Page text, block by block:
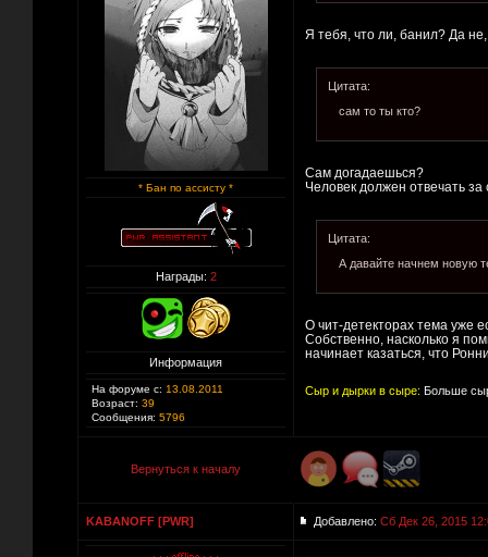
* Бан по ассисту *
Награды: 2
Информация
На форуме с: 13.08.2011
Возраст: 39
Сообщения: 5796
Я тебя, что ли, банил? Да
Цитата:
сам то ты кто?
Сам догадаешься?
Человек должен отвечать
Цитата:
А давайте начнем новую
О чит-детекторах тема уже
Собственно, насколько я
начинает казаться, что
Сыр и дырки в сыре: Больше
Вернуться к началу
KABANOFF [PWR] Добавлено: Сб Дек 26, 2015